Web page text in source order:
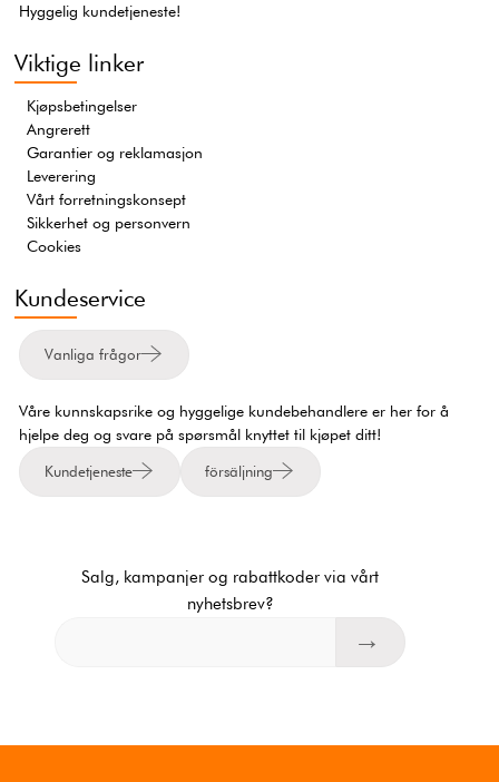
Hyggelig kundetjeneste!
Viktige linker
Kjøpsbetingelser
Angrerett
Garantier og reklamasjon
Leverering
Vårt forretningskonsept
Sikkerhet og personvern
Cookies
Kundeservice
Vanliga frågor
Våre kunnskapsrike og hyggelige kundebehandlere er her for å
hjelpe deg og svare på spørsmål knyttet til kjøpet ditt!
Kundetjeneste försäljning
Salg, kampanjer og rabattkoder via vårt
nyhetsbrev?